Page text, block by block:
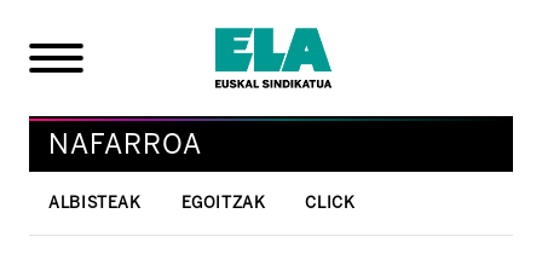
NAFARROA
ALBISTEAK EGOITZAK CLICK